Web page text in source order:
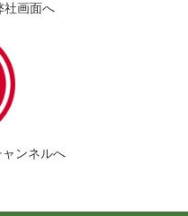
社画面へ
ンネルへ